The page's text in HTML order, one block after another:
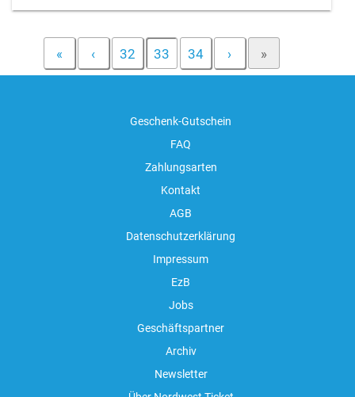
« ‹ 32 33 34 › »
Geschenk-Gutschein
FAQ
Zahlungsarten
Kontakt
AGB
Datenschutzerklärung
Impressum
EzB
Jobs
Geschäftspartner
Archiv
Newsletter